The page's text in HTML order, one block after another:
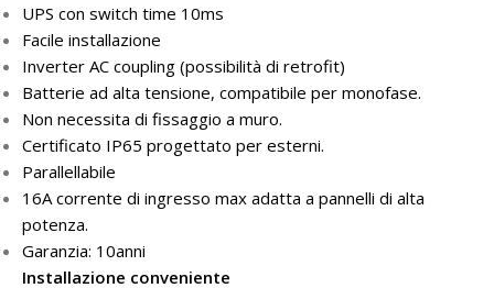
UPS con switch time 10ms
Facile installazione
Inverter AC coupling (possibilità di retrofit)
Batterie ad alta tensione, compatibile per monofase.
Non necessita di fissaggio a muro.
Certificato IP65 progettato per esterni.
Parallellabile
16A corrente di ingresso max adatta a pannelli di alta
potenza.
Garanzia: 10anni
Installazione conveniente